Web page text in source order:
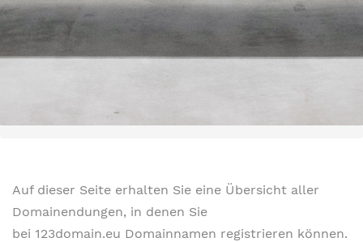
Auf dieser Seite erhalten Sie eine Übersicht aller
Domainendungen, in denen Sie
bei 123domain.eu Domainnamen registrieren können.